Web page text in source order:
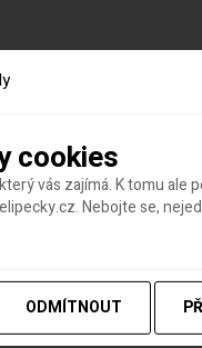
cookies
vás zajímá. K tomu ale
Nebojte se,
ODMÍTNOUT